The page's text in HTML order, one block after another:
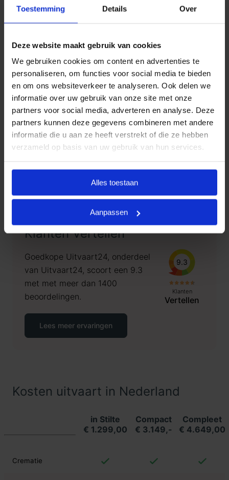
Toestemming Details Over
Deze website maakt gebruik van cookies
We gebruiken cookies om content en advertenties te
personaliseren, om functies voor social media te bieden
en om ons websiteverkeer te analyseren. Ook delen we
informatie over uw gebruik van onze site met onze
partners voor social media, adverteren en analyse. Deze
partners kunnen deze gegevens combineren met andere
informatie die u aan ze heeft verstrekt of die ze hebben
verzameld op basis van uw gebruik van hun services.
Alles toestaan
Aanpassen
uitvaartwensen. In één oogopslag ziet u al uw opties
afnemen en wat past binnen uw budget. Indien u dit
wenst, kunt u deze pakketten uiteraard uitbreiden.
Door met vaste uitvaartpakketten te werken, kan
Goedkope Uitvaart24 u een goed verzorgde,
persoonlijke en waardige begrafenis tegen een
eerlijk tarief garanderen.
ontvangen? Goedkope Uitvaart24 is 24 uur per dag
bereikbaar. Neemt u vrijblijvend contact met ons op
085 016 0685
Klanten Vertellen
Goedkope Uitvaart24, onderdeel
van Uitvaart24, scoort een 9.3
met met meer dan 1400
beoordelingen.
9.3
Klanten
Vertellen
Lees meer ervaringen
Kosten uitvaart in Nederland
in Stilte
€ 1.299,00
Compact
€ 3.149,-
Compleet
€ 4.649,00
Crematie